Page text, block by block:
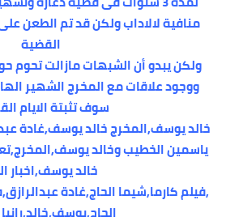
منافية لالاداب ولكن قد تم الطعن
القضية
ولكن يبدو أن الشبهات مازالت تحوم
ووجود علاقات مع المخرج الشهير
سوف تثبتة الايام
خالد يوسف,المخرج خالد يوسف,غادة
ياسمين الخطيب وخالد
خالد يوسف,اخبار
,فيلم كارما,شيما الحاج,غادة